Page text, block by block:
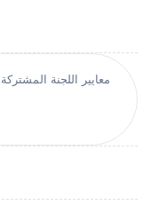
معايير اللجنة